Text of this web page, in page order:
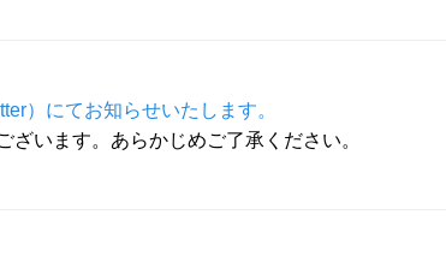
）にてお知らせいたします。
います。あらかじめご了承ください。